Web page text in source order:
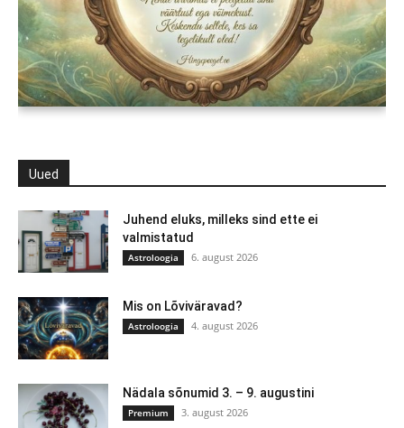
Uued
Juhend eluks, milleks sind ette ei
valmistatud
Astroloogia 6. august 2026
Mis on Lõviväravad?
Astroloogia 4. august 2026
Nädala sõnumid 3. – 9. augustini
Premium 3. august 2026